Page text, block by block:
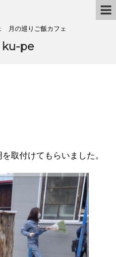
月の巡りご飯カフェ
ku-pe
取付けてもらいました。